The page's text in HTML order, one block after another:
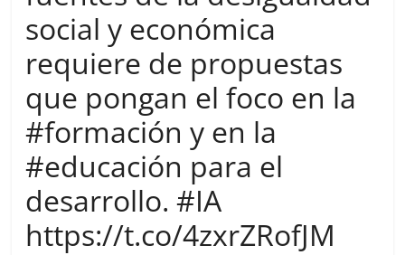
social y económica
requiere de propuestas
que pongan el foco en la
#formación y en la
#educación para el
desarrollo. #IA
https://t.co/4zxrZRofJM